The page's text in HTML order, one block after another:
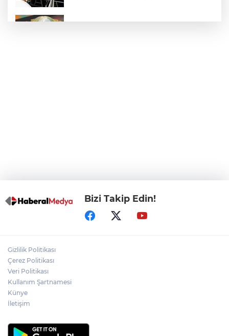
Bizi Takip Edin!
Gizlilik Politikası
Çerez Politikası
Veri Politikası
Kullanım Şartnamesi
Künye
İletişim